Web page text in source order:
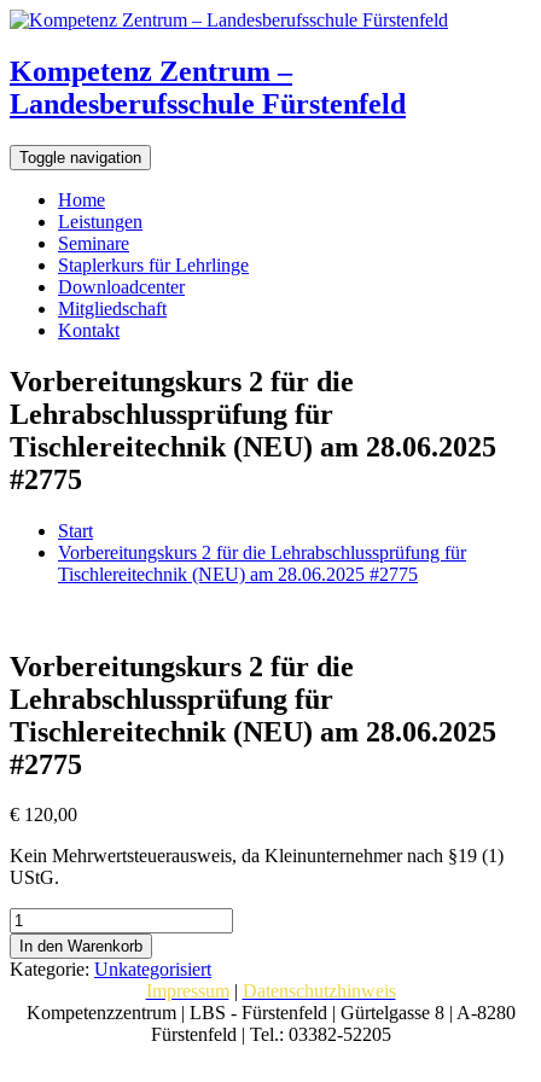
Kompetenz Zentrum –
Landesberufsschule Fürstenfeld
Toggle navigation
Home
Leistungen
Seminare
Staplerkurs für Lehrlinge
Downloadcenter
Mitgliedschaft
Kontakt
Vorbereitungskurs 2 für die
Lehrabschlussprüfung für
Tischlereitechnik (NEU) am 28.06.2025
#2775
Start
Vorbereitungskurs 2 für die Lehrabschlussprüfung für
Tischlereitechnik (NEU) am 28.06.2025 #2775
Vorbereitungskurs 2 für die
Lehrabschlussprüfung für
Tischlereitechnik (NEU) am 28.06.2025
#2775
€ 120,00
Kein Mehrwertsteuerausweis, da Kleinunternehmer nach §19 (1)
UStG.
Vorbereitungskurs
2
für
die
Lehrabschlussprüfung
für
In den Warenkorb
Kategorie: Unkategorisiert
Impressum| Datenschutzhinweis
Kompetenzzentrum | LBS - Fürstenfeld | Gürtelgasse 8 | A-8280
Fürstenfeld | Tel.: 03382-52205